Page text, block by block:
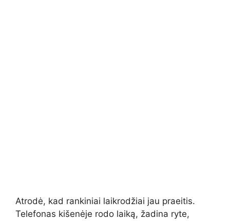
Atrodė, kad rankiniai laikrodžiai jau praeitis.
Telefonas kišenėje rodo laiką, žadina ryte,